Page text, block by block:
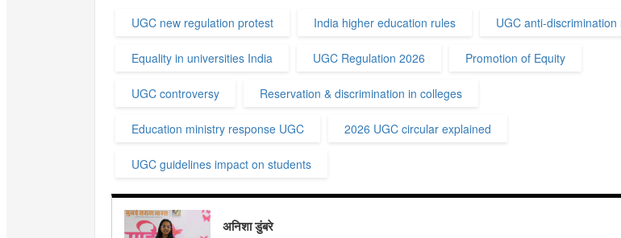
UGC new regulation protest India higher education rules UGC anti-discrimination
Equality in universities India UGC Regulation 2026 Promotion of Equity
UGC controversy Reservation & discrimination in colleges
Education ministry response UGC 2026 UGC circular explained
UGC guidelines impact on students
अनिशा डुंबरे